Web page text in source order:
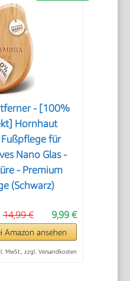
- [100%
Hornhaut
für
Nano Glas -
- Premium
(Schwarz)
9,99 €
14,99 €
Amazon ansehen
MwSt., zzgl. Versandkosten